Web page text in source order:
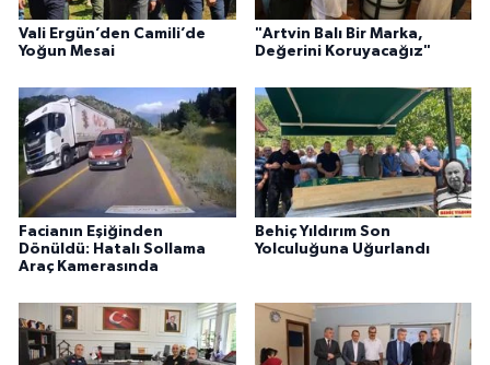
Vali Ergün’den Camili’de
Yoğun Mesai
"Artvin Balı Bir Marka,
Değerini Koruyacağız"
Facianın Eşiğinden
Dönüldü: Hatalı Sollama
Araç Kamerasında
Behiç Yıldırım Son
Yolculuğuna Uğurlandı